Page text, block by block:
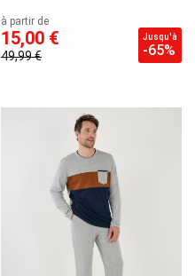
à partir de
15,00 €
49,99 €
Jusqu'à
-65%